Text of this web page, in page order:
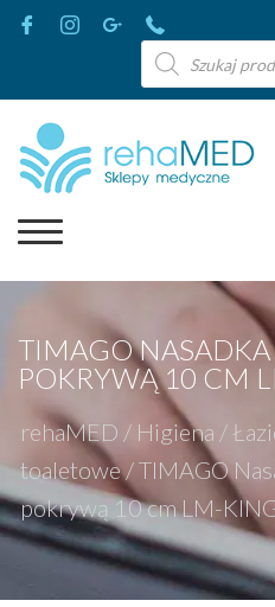
Wyszukiwarka
produktów
TIMAGO
POKRYWĄ 10 CM
rehaMED / Higiena /
toaletowe /TIMAGO
pokrywą 10 cm LM-